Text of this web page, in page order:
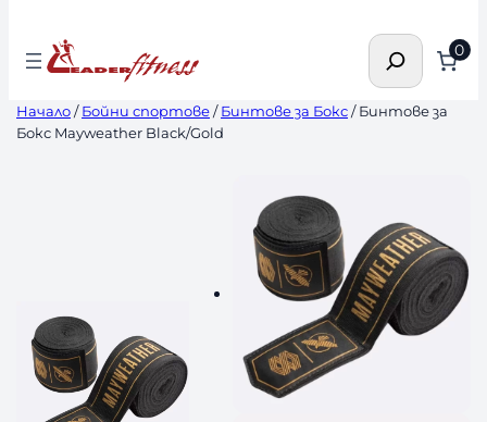
Търсене 0
Начало/Бойни спортове/Бинтове за Бокс/ Бинтове за
Бокс Mayweather Black/Gold